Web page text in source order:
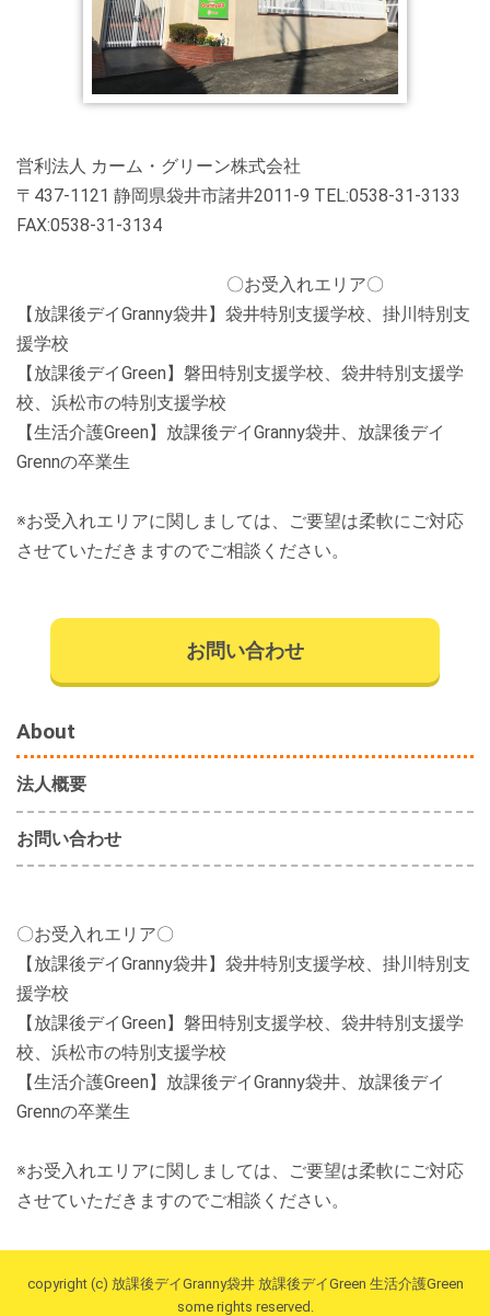
営利法人 カーム・グリーン株式会社
〒437-1121 静岡県袋井市諸井2011-9 TEL:0538-31-3133
FAX:0538-31-3134
〇お受入れエリア〇
【放課後デイGranny袋井】袋井特別支援学校、掛川特別支
援学校
【放課後デイGreen】磐田特別支援学校、袋井特別支援学
校、浜松市の特別支援学校
【生活介護Green】放課後デイGranny袋井、放課後デイ
Grennの卒業生
※お受入れエリアに関しましては、ご要望は柔軟にご対応
させていただきますのでご相談ください。
お問い合わせ
About
法人概要
お問い合わせ
〇お受入れエリア〇
【放課後デイGranny袋井】袋井特別支援学校、掛川特別支
援学校
【放課後デイGreen】磐田特別支援学校、袋井特別支援学
校、浜松市の特別支援学校
【生活介護Green】放課後デイGranny袋井、放課後デイ
Grennの卒業生
※お受入れエリアに関しましては、ご要望は柔軟にご対応
させていただきますのでご相談ください。
copyright (c) 放課後デイGranny袋井 放課後デイGreen 生活介護Green
some rights reserved.